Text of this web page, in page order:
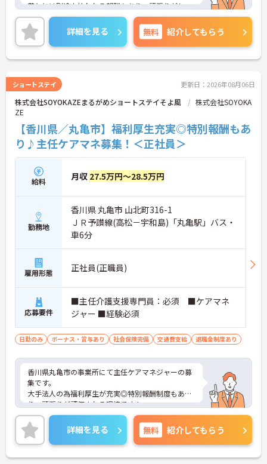
賞与とは別途支払われる報酬もあり、頑張りがしっ
かりと給与に反映される環境です。
ご興味ある方には、面接対策ポイントなど、さらに
詳細をお話しいたしますのでお気軽にご相談くださ
い！
詳細を見る 無料 紹介してもらう
ショートステイ 更新日：2026年08月06日
株式会社SOYOKAZEまるがめショートステイそよ風
株式会社SOYOKA
ZE
【香川県／丸亀市】福利厚生充実◎特別報酬もあ
り♪主任ケアマネ募集！＜正社員＞
給料 月収 27.5万円～28.5万円
勤務地
香川県 丸亀市 山北町316-1
ＪＲ予讃線(高松－宇和島)「丸亀駅」バス・
車6分
雇用形態 正社員(正職員)
応募要件
■主任介護支援専門員：必須 ■ケアマネ
ジャー ■経験必須
日勤のみ ボーナス・賞与あり 社会保険完備 交通費支給 退職金制度あり
香川県丸亀市の事業所にて主任ケアマネジャーの募
集です。
大手法人の為福利厚生が充実◎特別報酬制度もあ
り、頑張りが評価される環境です！
リフレッシュ休暇が年間17日とプライベートとの両
立も可能です。
ご興味のある方には、面接対策ポイントなどさらに
詳細をお話いたしますので、お気軽にご相談くださ
い。
詳細を見る 無料 紹介してもらう